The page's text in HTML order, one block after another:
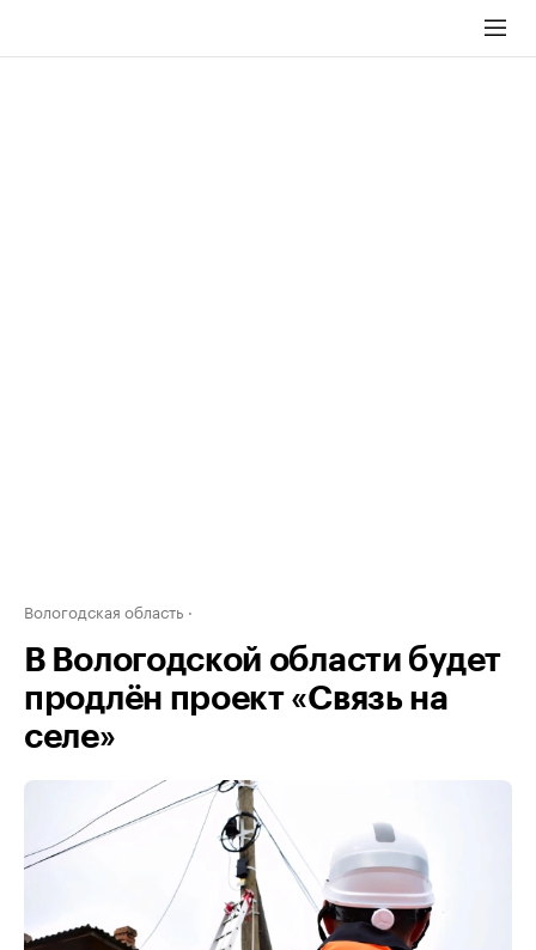
Вологодская область
В Вологодской области будет
продлён проект «Связь на
селе»